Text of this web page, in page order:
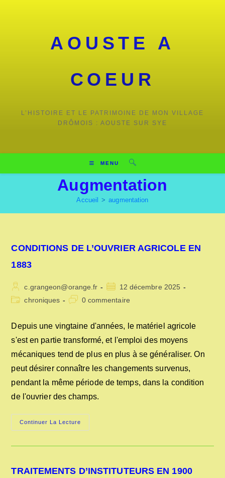
AOUSTE A
COEUR
L’HISTOIRE ET LE PATRIMOINE DE MON VILLAGE
DRÔMOIS : AOUSTE SUR SYE
MENU
Augmentation
Accueil > augmentation
CONDITIONS DE L’OUVRIER AGRICOLE EN
1883
Auteur/autrice
de
c.grangeon@orange.fr
Publication
publiée :
12 décembre 2025
Postchroniques
Commentaires
publication :
0 commentaire
Depuis une vingtaine d'années, le matériel agricole
s'est en partie transformé, et l'emploi des moyens
mécaniques tend de plus en plus à se généraliser. On
peut désirer connaître les changements survenus,
pendant la même période de temps, dans la condition
de l'ouvrier des champs.
Continuer La Lecture
DE
TRAITEMENTS D’INSTITUTEURS EN 1900